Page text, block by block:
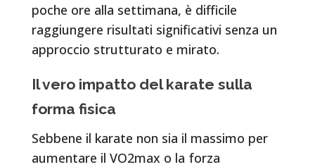
poche ore alla settimana, è difficile
raggiungere risultati significativi senza un
approccio strutturato e mirato.
Il vero impatto del karate sulla
forma fisica
Sebbene il karate non sia il massimo per
aumentare il VO2max o la forza